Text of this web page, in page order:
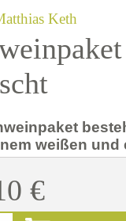
Keth
weißen und
€